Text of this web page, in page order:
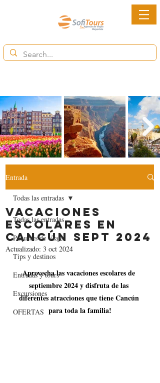
Entrada
Todas las entradas
Paquetes de Viaje
Tips y destinos
Entradas y tours
Excursiones
OFERTAS
Todas las entradas
Vacaciones
Escolares en
Cancún Sept 2024
Actualizado: 3 oct 2024
Aprovecha las vacaciones escolares de
septiembre 2024 y disfruta de las
diferentes atracciones que tiene Cancún
para toda la familia!